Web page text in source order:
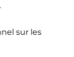
.
sur les